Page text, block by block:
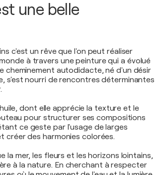
une belle
c'est un rêve que l'on peut réaliser
à travers une peinture qui a évolué
cheminement autodidacte, né d'un désir
s'est nourri de rencontres déterminantes
dont elle apprécie la texture et le
pour structurer ses compositions
ce geste par l'usage de larges
créer des harmonies colorées.
la mer, les fleurs et les horizons lointains,
à la nature. En cherchant à respecter